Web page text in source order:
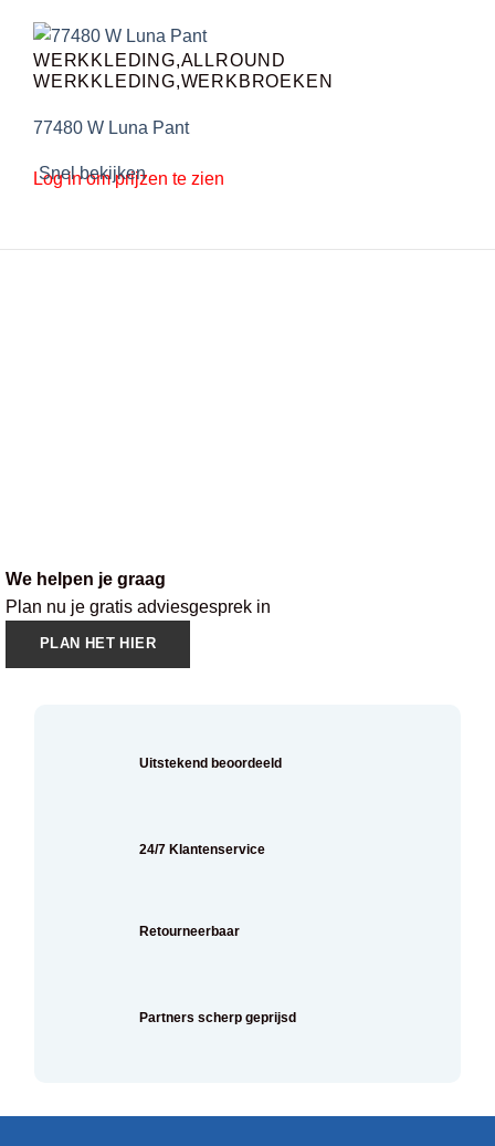
Snel bekijken
WERKKLEDING,ALLROUND
WERKKLEDING,WERKBROEKEN
77480 W Luna Pant
Log in om prijzen te zien
We helpen je graag
Plan nu je gratis adviesgesprek in
PLAN HET HIER
Uitstekend beoordeeld
24/7 Klantenservice
Retourneerbaar
Partners scherp geprijsd